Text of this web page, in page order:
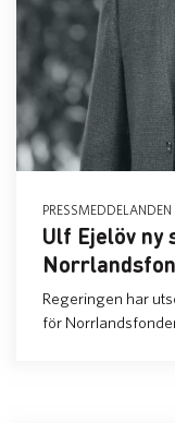
PRESSMEDDELANDEN
Ulf Ejelöv
Regeringen har
för